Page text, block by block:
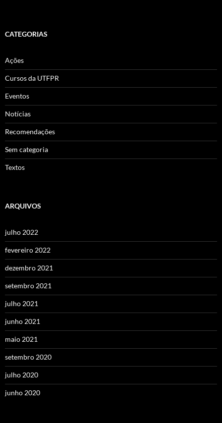
CATEGORIAS
Ações
Cursos da UTFPR
Eventos
Notícias
Recomendações
Sem categoria
Textos
ARQUIVOS
julho 2022
fevereiro 2022
dezembro 2021
setembro 2021
julho 2021
junho 2021
maio 2021
setembro 2020
julho 2020
junho 2020